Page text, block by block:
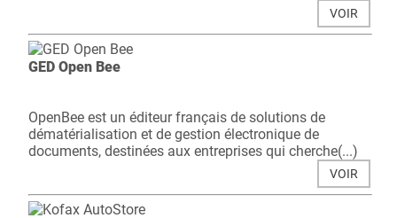
VOIR
GED Open Bee
OpenBee est un éditeur français de solutions de
dématérialisation et de gestion électronique de
documents, destinées aux entreprises qui cherche(...)
VOIR